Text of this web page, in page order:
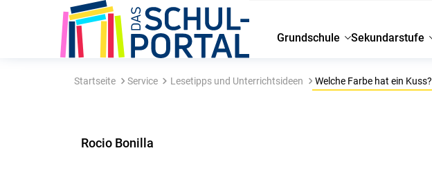
Grundschule Sekundarstufe
Startseite Service Lesetipps und Unterrichtsideen Welche Farbe hat ein Kuss?
Rocio Bonilla